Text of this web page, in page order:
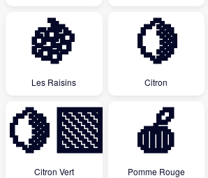
🍇
Les Raisins
🍋
Citron
🍋‍🟩
Citron Vert
🍎
Pomme Rouge